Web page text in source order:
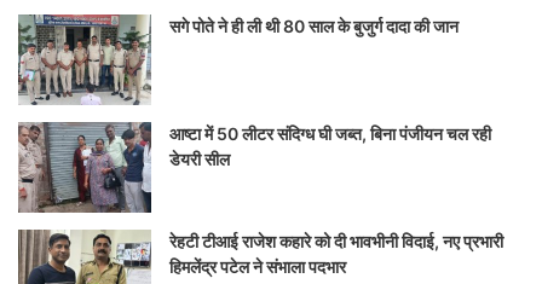
सगे पोते ने ही ली थी 80 साल के बुजुर्ग दादा की जान
आष्टा में 50 लीटर संदिग्ध घी जब्त, बिना पंजीयन चल रही
डेयरी सील
रेहटी टीआई राजेश कहारे को दी भावभीनी विदाई, नए प्रभारी
हिमलेंद्र पटेल ने संभाला पदभार